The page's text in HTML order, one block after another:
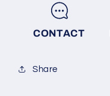
CONTACT
Share